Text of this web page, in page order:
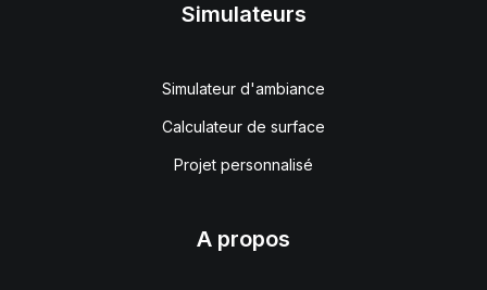
Simulateurs
Simulateur d'ambiance
Calculateur de surface
Projet personnalisé
A propos